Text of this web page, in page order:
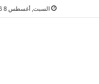
السبت, أغسطس 8 2026